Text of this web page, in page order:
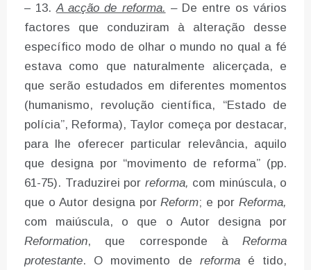
– 13.A acção de reforma. – De entre os vários
factores que conduziram à alteração desse
específico modo de olhar o mundo no qual a fé
estava como que naturalmente alicerçada, e
que serão estudados em diferentes momentos
(humanismo, revolução científica, “Estado de
polícia”, Reforma), Taylor começa por destacar,
para lhe oferecer particular relevância, aquilo
que designa por “movimento de reforma” (pp.
61-75). Traduzirei por reforma, com minúscula, o
que o Autor designa porReform; e por Reforma,
com maiúscula, o que o Autor designa por
Reformation, que corresponde à Reforma
protestante. O movimento de reforma é tido,